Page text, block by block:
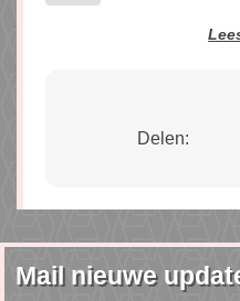
Delen:
Mail nieuwe